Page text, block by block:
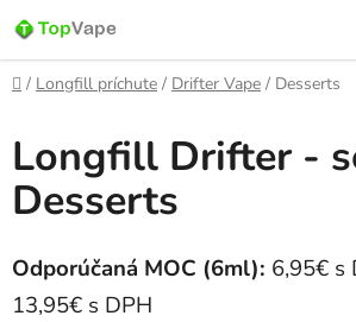
na
obsah
Domov
/ Longfill príchute / Drifter Vape / Desserts
Longfill Drifter -
Desserts
Odporúčaná MOC (6ml): 6,95€ s
13,95€ s DPH